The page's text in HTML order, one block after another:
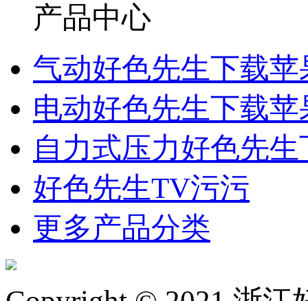
产品中心
气动好色先生下载
电动好色先生下载
自力式压力好色先
好色先生TV污污
更多产品分类